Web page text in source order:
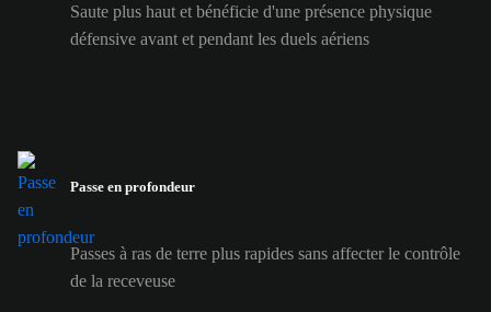
Saute plus haut et bénéficie d'une présence physique
défensive avant et pendant les duels aériens
Passe en profondeur
Passes à ras de terre plus rapides sans affecter le contrôle
de la receveuse